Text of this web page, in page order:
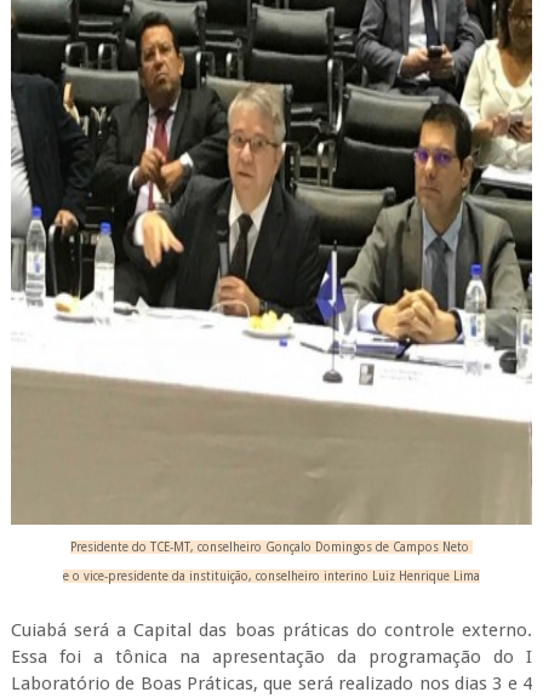
Presidente do TCE-MT, conselheiro Gonçalo Domingos de Campos Neto
e o vice-presidente da instituição, conselheiro interino Luiz Henrique Lima
Cuiabá será a Capital das boas práticas do controle externo.
Essa foi a tônica na apresentação da programação do I
Laboratório de Boas Práticas, que será realizado nos dias 3 e 4